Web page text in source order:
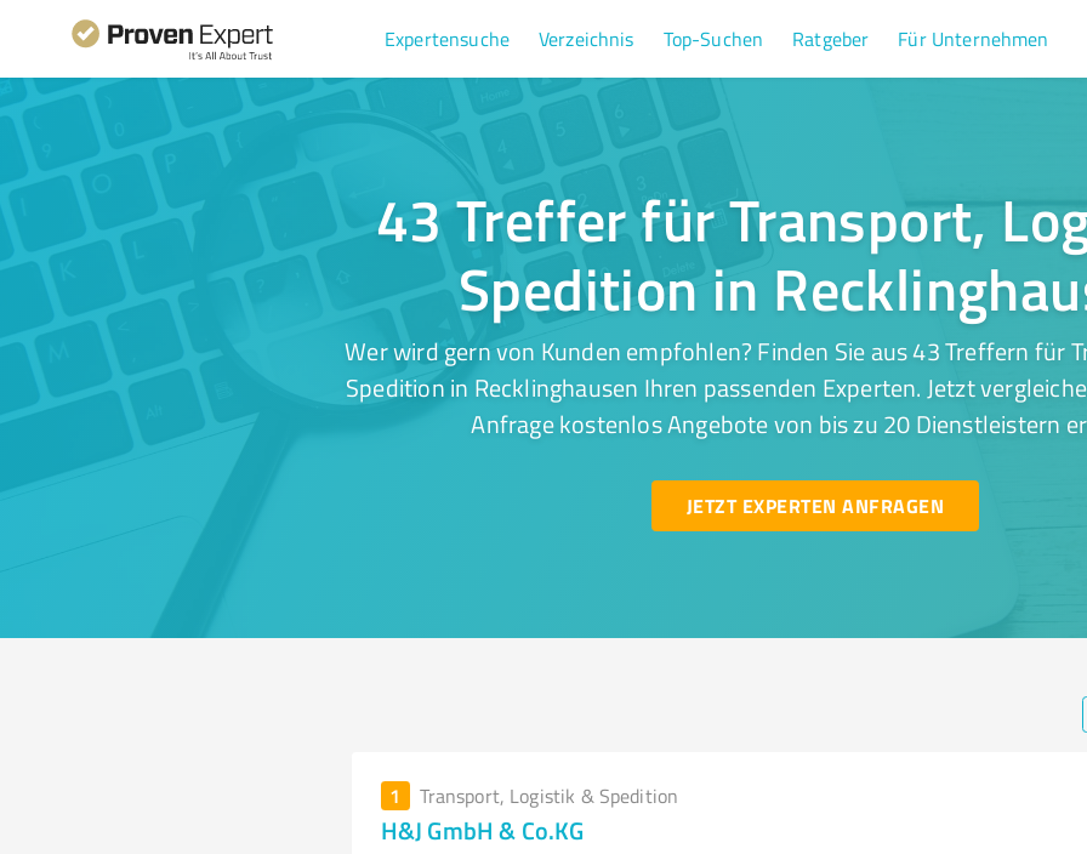
Expertensuche Verzeichnis Top-Suchen Ratgeber Für Unternehmen
43 Treffer für Transport,
Spedition in
Wer wird gern von Kunden empfohlen? Finden Sie aus 43 Treffern für
Spedition in Recklinghausen Ihren passenden Experten. Jetzt
Anfrage kostenlos Angebote von bis zu 20 Dienstleistern
JETZT EXPERTEN ANFRAGEN
1 Transport, Logistik & Spedition
H&J GmbH & Co.KG